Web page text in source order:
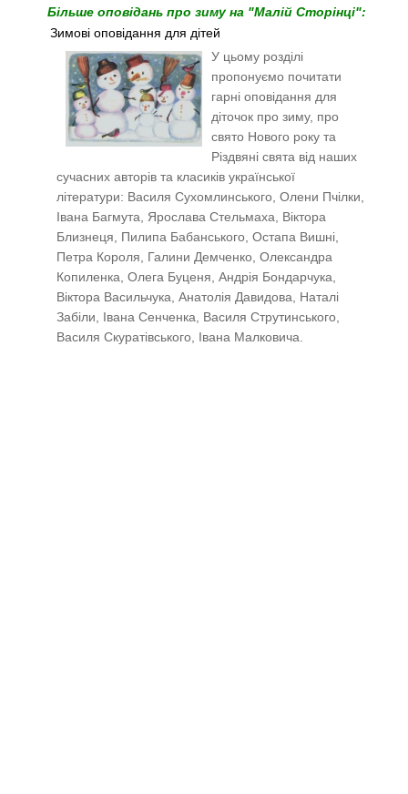
Більше оповідань про зиму на "Малій Сторінці":
Зимові оповідання для дітей
У цьому розділі
пропонуємо почитати
гарні оповідання для
діточок про зиму, про
свято Нового року та
Різдвяні свята від наших
сучасних авторів та класиків української
літератури: Василя Сухомлинського, Олени Пчілки,
Івана Багмута, Ярослава Стельмаха, Віктора
Близнеця, Пилипа Бабанського, Остапа Вишні,
Петра Короля, Галини Демченко, Олександра
Копиленка, Олега Буценя, Андрія Бондарчука,
Віктора Васильчука, Анатолія Давидова, Наталі
Забіли, Івана Сенченка, Василя Струтинського,
Василя Скуратівського, Івана Малковича.